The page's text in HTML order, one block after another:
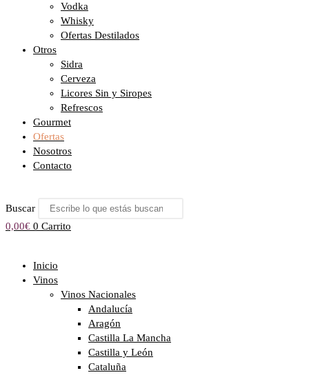
Vodka
Whisky
Ofertas Destilados
Otros
Sidra
Cerveza
Licores Sin y Siropes
Refrescos
Gourmet
Ofertas
Nosotros
Contacto
Buscar
0,00€ 0 Carrito
Inicio
Vinos
Vinos Nacionales
Andalucía
Aragón
Castilla La Mancha
Castilla y León
Cataluña